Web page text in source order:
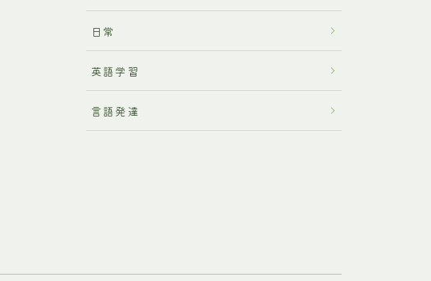
日常
英語学習
言語発達